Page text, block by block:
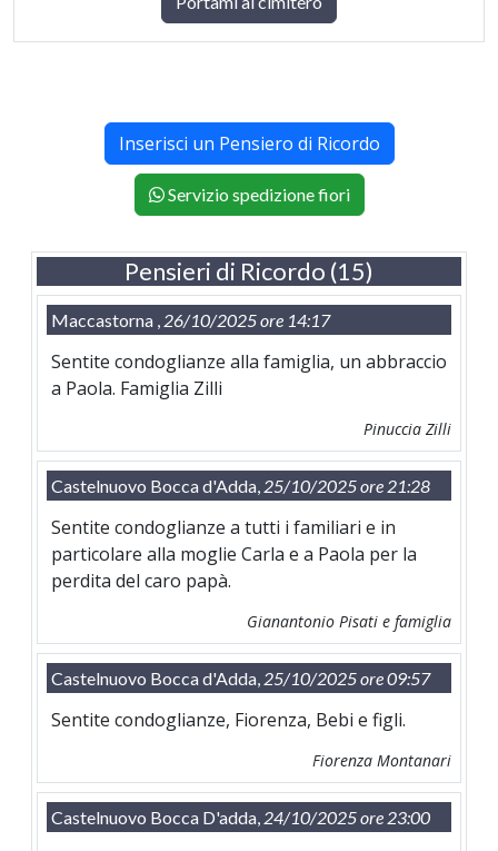
Inserisci un Pensiero di Ricordo
Servizio spedizione fiori
Pensieri di Ricordo (15)
Maccastorna , 26/10/2025 ore 14:17
Sentite condoglianze alla famiglia, un abbraccio
a Paola. Famiglia Zilli
Pinuccia Zilli
Castelnuovo Bocca d'Adda, 25/10/2025 ore 21:28
Sentite condoglianze a tutti i familiari e in
particolare alla moglie Carla e a Paola per la
perdita del caro papà.
Gianantonio Pisati e famiglia
Castelnuovo Bocca d'Adda, 25/10/2025 ore 09:57
Sentite condoglianze, Fiorenza, Bebi e figli.
Fiorenza Montanari
Castelnuovo Bocca D'adda, 24/10/2025 ore 23:00